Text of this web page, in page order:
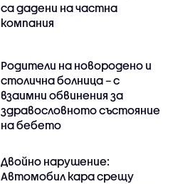
са дадени на частна
компания
Родители на новородено и
столична болница – с
взаимни обвинения за
здравословното състояние
на бебето
Двойно нарушение:
Автомобил кара срещу